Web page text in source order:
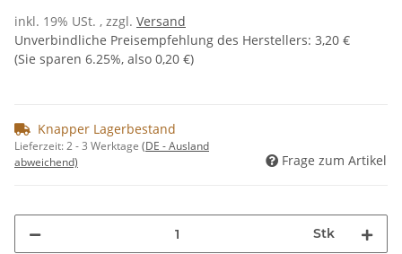
inkl. 19% USt. , zzgl. Versand
Unverbindliche Preisempfehlung des Herstellers: 3,20 €
(Sie sparen 6.25%, also 0,20 €)
Knapper Lagerbestand
Lieferzeit:2 - 3 Werktage (DE - Ausland
abweichend)
Frage zum Artikel
Stk